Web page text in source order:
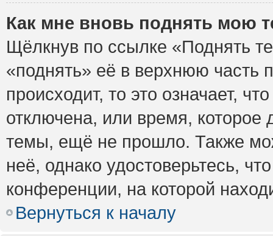
Как мне вновь поднять мою
Щёлкнув по ссылке «Поднять
«поднять» её в верхнюю часть
происходит, то это означает,
отключена, или время, которое
темы, ещё не прошло. Также
неё, однако удостоверьтесь,
конференции, на которой
Вернуться к началу